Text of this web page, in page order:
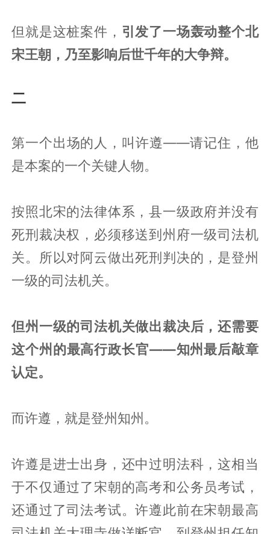
但就是这桩案件， 引发了一场轰动整个北
宋王朝，乃至影响后世千年的大争辩。
二
第一个出场的人，叫许遵——请记住，他
是本案的一个关键人物。
按照北宋的法律体系，县一级政府并没有
死刑裁决权，必须移送到州府一级司法机
关。所以对阿云做出死刑判决的，是登州
一级的司法机关。
但州一级的司法机关做出裁决后，还需要
这个州的最高行政长官——知州最后敲章
认定。
而许遵，就是登州知州。
许遵是进士出身，还中过明法科，这相当
于不仅通过了宋朝的高考和公务员考试，
还通过了司法考试。许遵此前在宋朝最高